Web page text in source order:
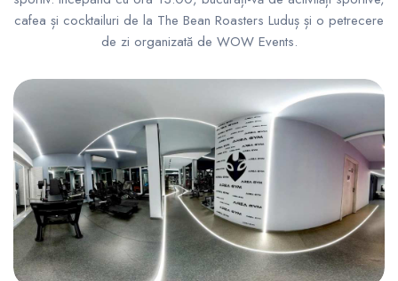
cafea și cocktailuri de la The Bean Roasters Luduș și o petrecere
de zi organizată de WOW Events.